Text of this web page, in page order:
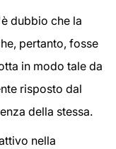
dubbio che la
pertanto, fosse
in modo tale da
risposto dal
della stessa.
nella